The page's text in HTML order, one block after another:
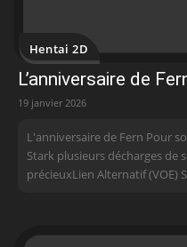
Hentai 2D
L’anniversaire de
19 janvier 2026
L'anniversaire de Fern Pour
Stark plusieurs décharges de
précieuxLien Alternatif (VOE)